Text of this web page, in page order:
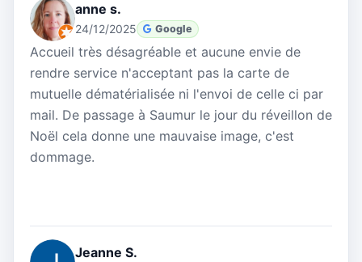
anne s.
24/12/2025 Google
Accueil très désagréable et aucune envie de
rendre service n'acceptant pas la carte de
mutuelle dématérialisée ni l'envoi de celle ci par
mail. De passage à Saumur le jour du réveillon de
Noël cela donne une mauvaise image, c'est
dommage.
Jeanne S.